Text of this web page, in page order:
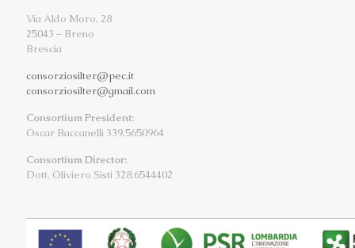
Via Aldo Moro, 28
25043 – Breno
Brescia
consorziosilter@pec.it
consorziosilter@gmail.com
Consortium President:
Oscar Baccanelli 339.5650964
Consortium Director:
Dott. Oliviero Sisti 328.6544402